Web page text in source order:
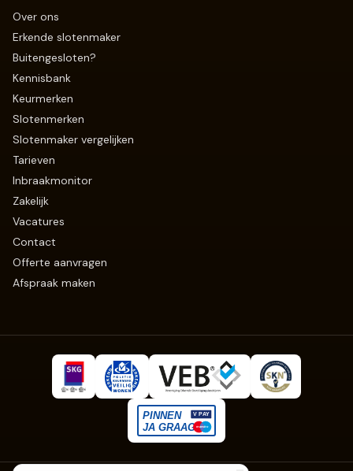
Over ons
Erkende slotenmaker
Buitengesloten?
Kennisbank
Keurmerken
Slotenmerken
Slotenmaker vergelijken
Tarieven
Inbraakmonitor
Zakelijk
Vacatures
Contact
Offerte aanvragen
Afspraak maken